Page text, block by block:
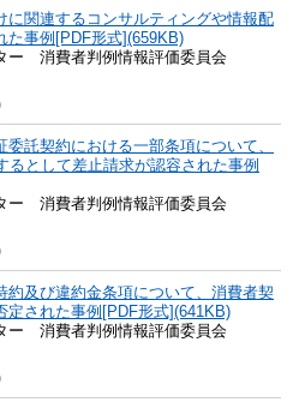
に関連するコンサルティングや情報配
た事例[PDF形式](659KB)
ー 消費者判例情報評価委員会
託契約における一部条項について、
るとして差止請求が認容された事例
ー 消費者判例情報評価委員会
約及び違約金条項について、消費者契
定された事例[PDF形式](641KB)
ー 消費者判例情報評価委員会